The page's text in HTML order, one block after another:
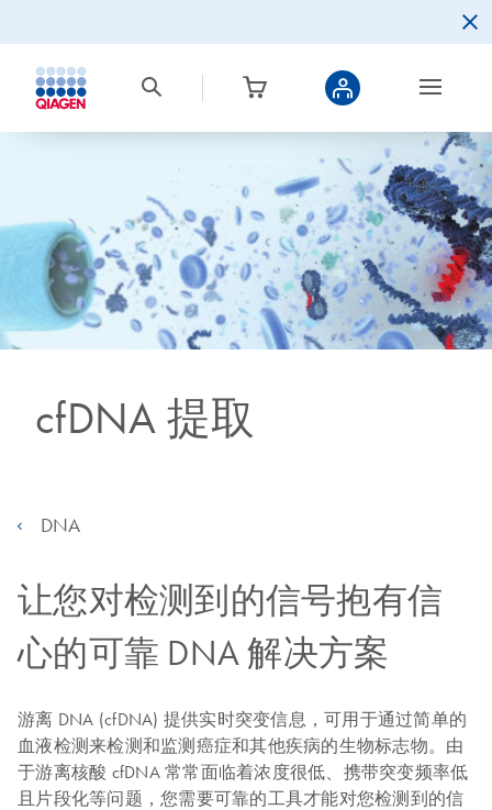
cfDNA 提取
DNA
让您对检测到的信号抱有信
心的可靠 DNA 解决方案
游离 DNA (cfDNA) 提供实时突变信息，可用于通过简单的
血液检测来检测和监测癌症和其他疾病的生物标志物。由
于游离核酸 cfDNA 常常面临着浓度很低、携带突变频率低
且片段化等问题，您需要可靠的工具才能对您检测到的信